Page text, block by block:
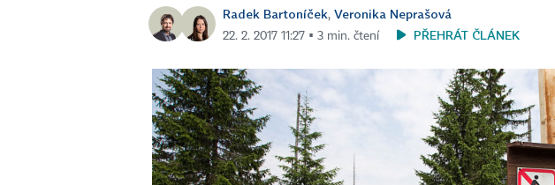
Radek Bartoníček, Veronika Neprašová
22. 2. 2017 11:27 ▪ 3 min. čtení PŘEHRÁT ČLÁNEK